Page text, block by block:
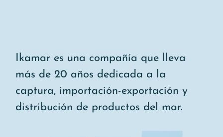
Ikamar es una compañía que lleva
más de 20 años dedicada a la
captura, importación-exportación y
distribución de productos del mar.